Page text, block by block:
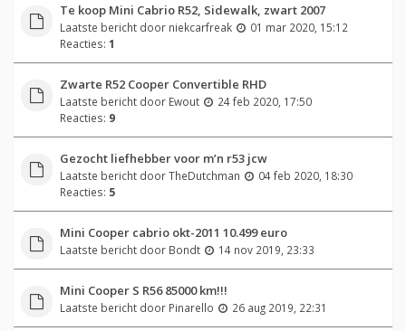
Te koop Mini Cabrio R52, Sidewalk, zwart 2007
Laatste bericht door niekcarfreak
01 mar 2020, 15:12
Reacties: 1
Zwarte R52 Cooper Convertible RHD
Laatste bericht door Ewout
24 feb 2020, 17:50
Reacties: 9
Gezocht liefhebber voor m’n r53 jcw
Laatste bericht doorTheDutchman
04 feb 2020, 18:30
Reacties: 5
Mini Cooper cabrio okt-2011 10.499 euro
Laatste bericht door Bondt 14 nov 2019, 23:33
Mini Cooper S R56 85000 km!!!
Laatste bericht door Pinarello 26 aug 2019, 22:31